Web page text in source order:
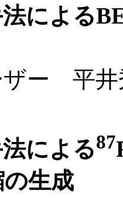
による
ザー 平井
による87
生成